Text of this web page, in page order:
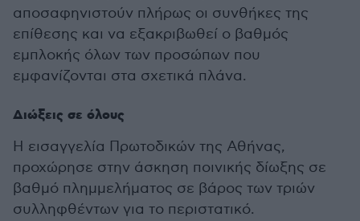
αποσαφηνιστούν πλήρως οι συνθήκες της
επίθεσης και να εξακριβωθεί ο βαθμός
εμπλοκής όλων των προσώπων που
εμφανίζονται στα σχετικά πλάνα.
Διώξεις σε όλους
Η εισαγγελία Πρωτοδικών της Αθήνας,
προχώρησε στην άσκηση ποινικής δίωξης σε
βαθμό πλημμελήματος σε βάρος των τριών
συλληφθέντων για το περιστατικό.